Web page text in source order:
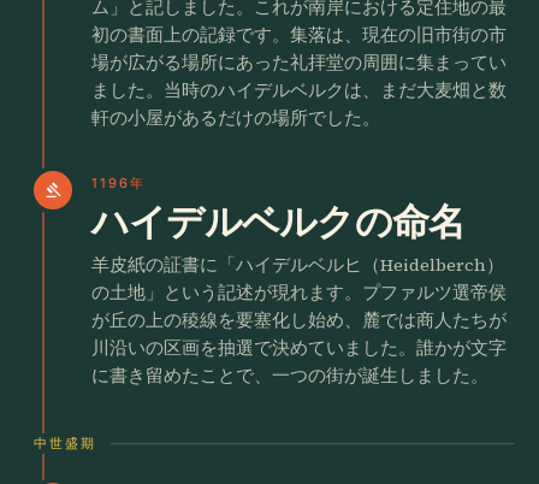
ム」と記しました。これが南岸における定住地の最
初の書面上の記録です。集落は、現在の旧市街の市
場が広がる場所にあった礼拝堂の周囲に集まってい
ました。当時のハイデルベルクは、まだ大麦畑と数
軒の小屋があるだけの場所でした。
gavel 1196年
ハイデルベルクの命名
羊皮紙の証書に「ハイデルベルヒ（Heidelberch）
の土地」という記述が現れます。プファルツ選帝侯
が丘の上の稜線を要塞化し始め、麓では商人たちが
川沿いの区画を抽選で決めていました。誰かが文字
に書き留めたことで、一つの街が誕生しました。
中世盛期